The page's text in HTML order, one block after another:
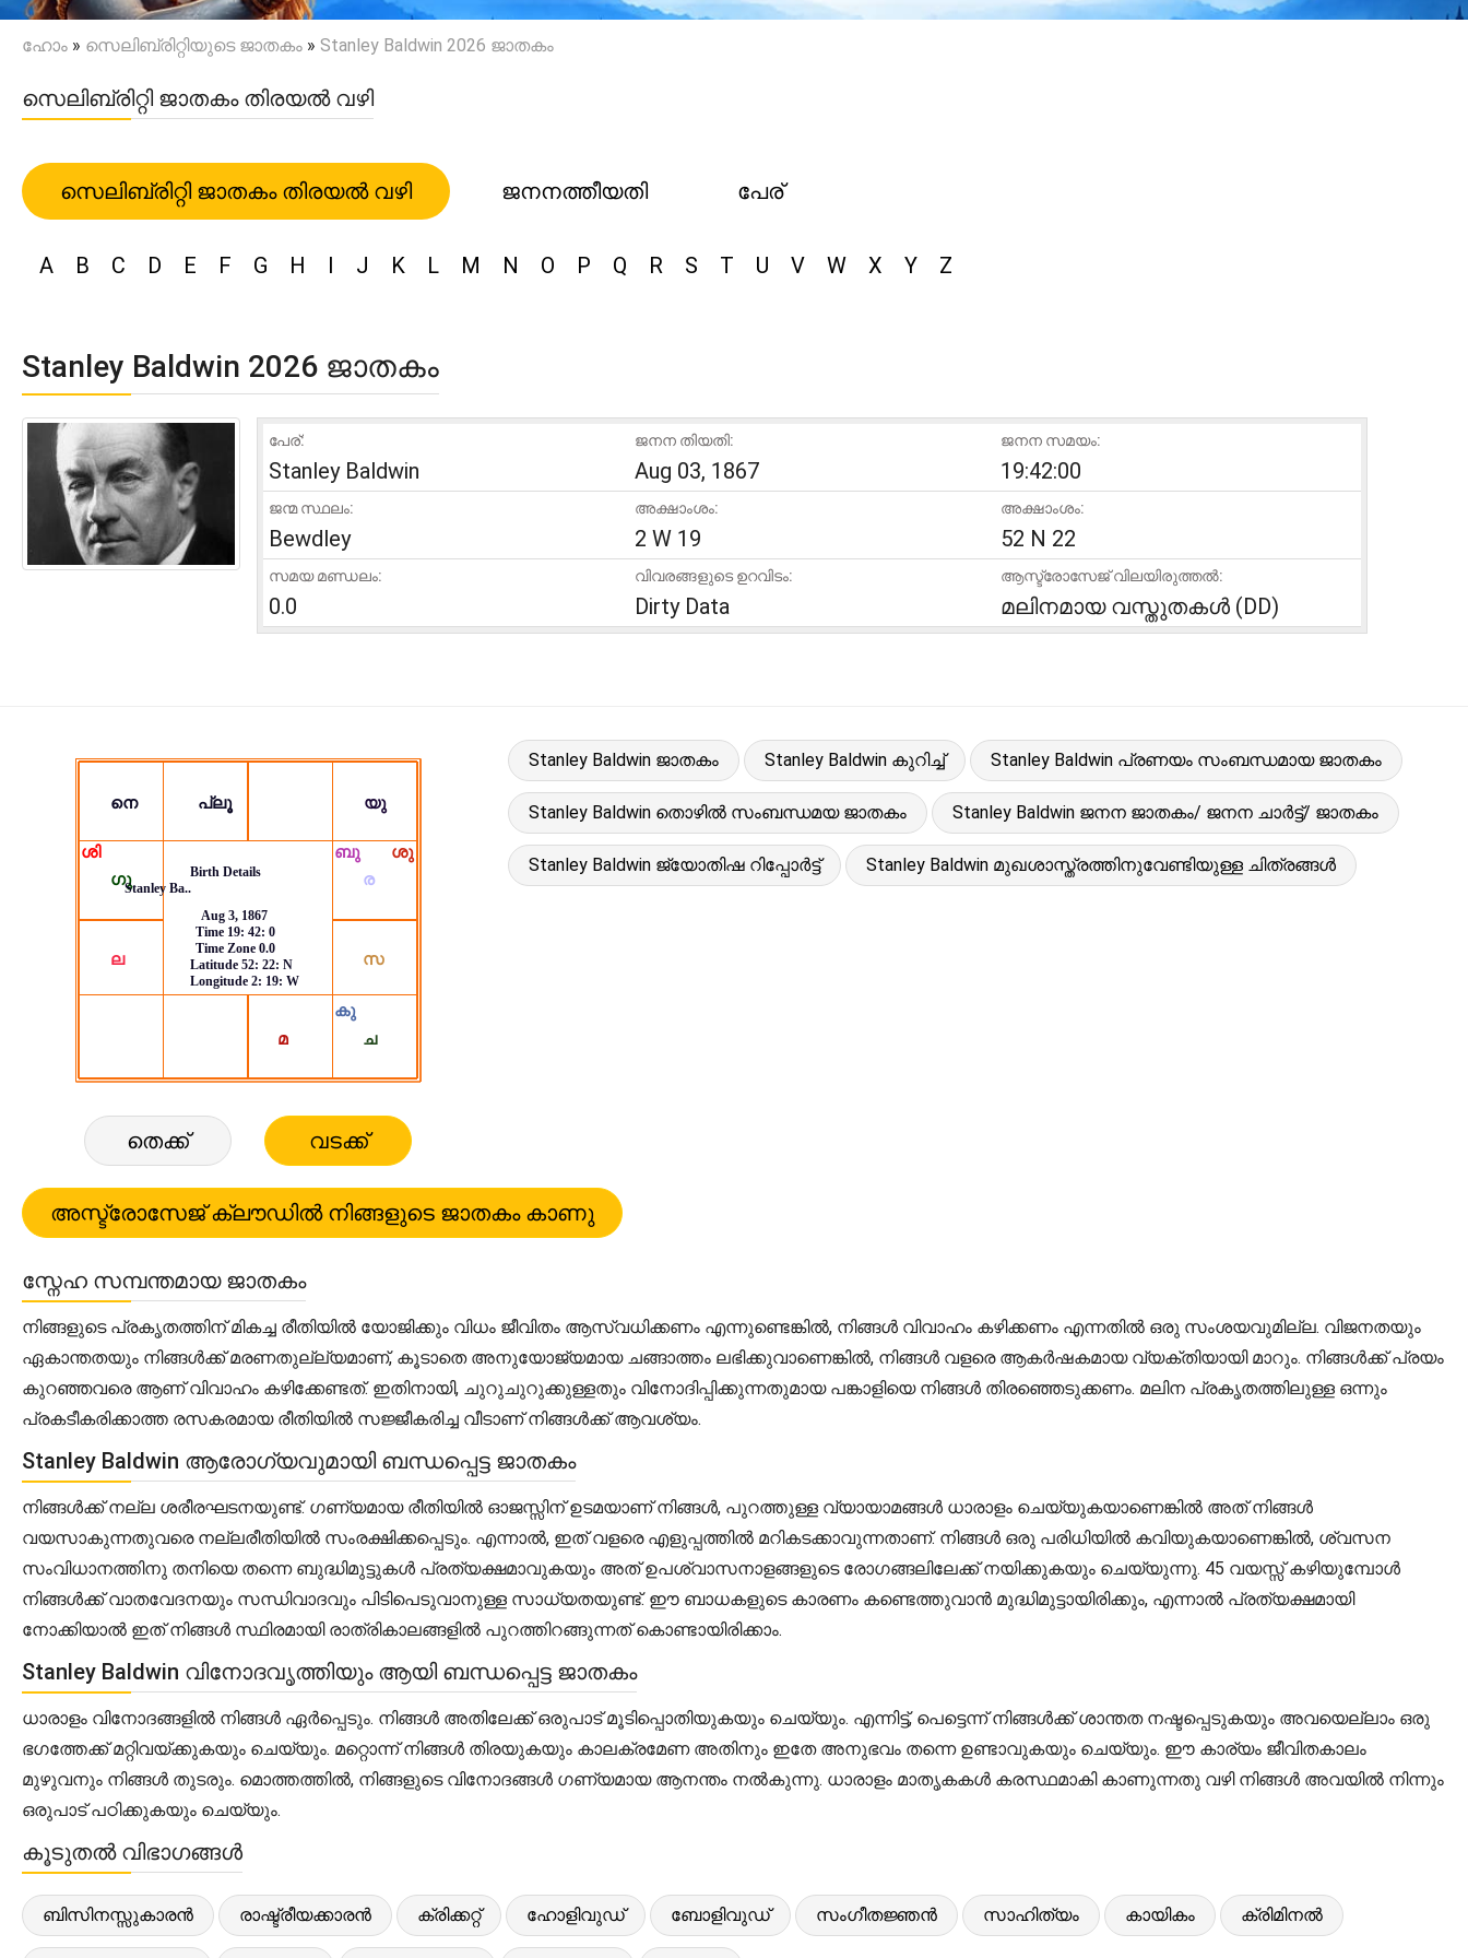
ഹോം » സെലിബ്രിറ്റിയുടെ ജാതകം » Stanley Baldwin 2026 ജാതകം
സെലിബ്രിറ്റി ജാതകം തിരയൽ വഴി
സെലിബ്രിറ്റി ജാതകം തിരയൽ വഴി ജനനത്തീയതി പേര്
A B C D E F G H I J K L M N O P Q R S T U V W X Y Z
Stanley Baldwin 2026 ജാതകം
പേര്:
Stanley Baldwin
ജനന തിയതി:
Aug 03, 1867
ജനന സമയം:
19:42:00
ജന്മ സ്ഥലം:
Bewdley
അക്ഷാംശം:
2 W 19
അക്ഷാംശം:
52 N 22
സമയ മണ്ഡലം:
0.0
വിവരങ്ങളുടെ ഉറവിടം:
Dirty Data
ആസ്ട്രോസേജ് വിലയിരുത്തൽ:
മലിനമായ വസ്തുതകൾ (DD)
തെക്ക് വടക്ക്
Stanley Baldwin ജാതകം Stanley Baldwin കുറിച്ച് Stanley Baldwin പ്രണയം സംബന്ധമായ ജാതകം
Stanley Baldwin തൊഴിൽ സംബന്ധമയ ജാതകം Stanley Baldwin ജനന ജാതകം/ ജനന ചാർട്ട്/ ജാതകം
Stanley Baldwin ജ്യോതിഷ റിപ്പോർട്ട് Stanley Baldwin മുഖശാസ്ത്രത്തിനുവേണ്ടിയുള്ള ചിത്രങ്ങൾ
സ്നേഹ സമ്പന്തമായ ജാതകം
നിങ്ങളുടെ പ്രകൃതത്തിന് മികച്ച രീതിയിൽ യോജിക്കും വിധം ജീവിതം ആസ്വധിക്കണം എന്നുണ്ടെങ്കിൽ, നിങ്ങൾ വിവാഹം കഴിക്കണം എന്നതിൽ ഒരു സംശയവുമില്ല. വിജനതയും
ഏകാന്തതയും നിങ്ങൾക്ക് മരണതുല്ല്യമാണ്, കൂടാതെ അനുയോജ്യമായ ചങ്ങാത്തം ലഭിക്കുവാണെങ്കിൽ, നിങ്ങൾ വളരെ ആകർഷകമായ വ്യക്തിയായി മാറും. നിങ്ങൾക്ക് പ്രയം
കുറഞ്ഞവരെ ആണ് വിവാഹം കഴിക്കേണ്ടത്. ഇതിനായി, ചുറുചുറുക്കുള്ളതും വിനോദിപ്പിക്കുന്നതുമായ പങ്കാളിയെ നിങ്ങൾ തിരഞ്ഞെടുക്കണം. മലിന പ്രകൃതത്തിലുള്ള ഒന്നും
പ്രകടീകരിക്കാത്ത രസകരമായ രീതിയിൽ സജ്ജീകരിച്ച വീടാണ് നിങ്ങൾക്ക് ആവശ്യം.
Stanley Baldwin ആരോഗ്യവുമായി ബന്ധപ്പെട്ട ജാതകം
നിങ്ങൾക്ക് നല്ല ശരീരഘടനയുണ്ട്. ഗണ്യമായ രീതിയിൽ ഓജസ്സിന് ഉടമയാണ് നിങ്ങൾ, പുറത്തുള്ള വ്യായാമങ്ങൾ ധാരാളം ചെയ്യുകയാണെങ്കിൽ അത് നിങ്ങൾ
വയസാകുന്നതുവരെ നല്ലരീതിയിൽ സംരക്ഷിക്കപ്പെടും. എന്നാൽ, ഇത് വളരെ എളുപ്പത്തിൽ മറികടക്കാവുന്നതാണ്. നിങ്ങൾ ഒരു പരിധിയിൽ കവിയുകയാണെങ്കിൽ, ശ്വസന
സംവിധാനത്തിനു തനിയെ തന്നെ ബുദ്ധിമുട്ടുകൾ പ്രത്യക്ഷമാവുകയും അത് ഉപശ്വാസനാളങ്ങളുടെ രോഗങ്ങലിലേക്ക് നയിക്കുകയും ചെയ്യുന്നു. 45 വയസ്സ് കഴിയുമ്പോൾ
നിങ്ങൾക്ക് വാതവേദനയും സന്ധിവാദവും പിടിപെടുവാനുള്ള സാധ്യതയുണ്ട്. ഈ ബാധകളുടെ കാരണം കണ്ടെത്തുവാൻ മുദ്ധിമുട്ടായിരിക്കും, എന്നാൽ പ്രത്യക്ഷമായി
നോക്കിയാൽ ഇത് നിങ്ങൾ സ്ഥിരമായി രാത്രികാലങ്ങളിൽ പുറത്തിറങ്ങുന്നത് കൊണ്ടായിരിക്കാം.
Stanley Baldwin വിനോദവൃത്തിയും ആയി ബന്ധപ്പെട്ട ജാതകം
ധാരാളം വിനോദങ്ങളിൽ നിങ്ങൾ ഏർപ്പെടും. നിങ്ങൾ അതിലേക്ക് ഒരുപാട് മൂടിപ്പൊതിയുകയും ചെയ്യും. എന്നിട്ട്, പെട്ടെന്ന് നിങ്ങൾക്ക് ശാന്തത നഷ്ടപ്പെടുകയും അവയെല്ലാം ഒരു
ഭഗത്തേക്ക് മറ്റിവയ്ക്കുകയും ചെയ്യും. മറ്റൊന്ന് നിങ്ങൾ തിരയുകയും കാലക്രമേണ അതിനും ഇതേ അനുഭവം തന്നെ ഉണ്ടാവുകയും ചെയ്യും. ഈ കാര്യം ജീവിതകാലം
മുഴുവനും നിങ്ങൾ തുടരും. മൊത്തത്തിൽ, നിങ്ങളുടെ വിനോദങ്ങൾ ഗണ്യമായ ആനന്തം നൽകുന്നു. ധാരാളം മാതൃകകൾ കരസ്ഥമാകി കാണുന്നതു വഴി നിങ്ങൾ അവയിൽ നിന്നും
ഒരുപാട് പഠിക്കുകയും ചെയ്യും.
കൂടുതൽ വിഭാഗങ്ങൾ
ബിസിനസ്സുകാരൻ രാഷ്ട്രീയക്കാരൻ ക്രിക്കറ്റ് ഹോളിവുഡ് ബോളിവുഡ് സംഗീതജ്ഞൻ സാഹിത്യം കായികം ക്രിമിനൽ